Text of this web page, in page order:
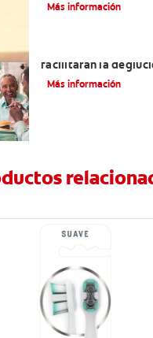
Más información
facilitarán la
Más información